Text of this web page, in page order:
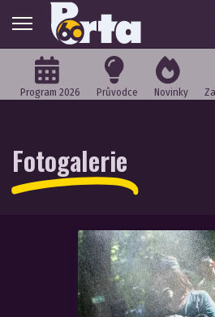
Program 2026 Průvodce Novinky
Fotogalerie